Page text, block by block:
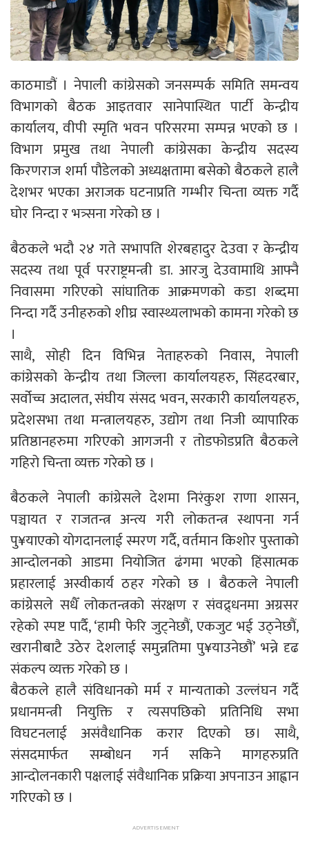
काठमाडौं । नेपाली कांग्रेसको जनसम्पर्क समिति समन्वय
विभागको बैठक आइतवार सानेपास्थित पार्टी केन्द्रीय
कार्यालय, वीपी स्मृति भवन परिसरमा सम्पन्न भएको छ ।
विभाग प्रमुख तथा नेपाली कांग्रेसका केन्द्रीय सदस्य
किरणराज शर्मा पौडेलको अध्यक्षतामा बसेको बैठकले हालै
देशभर भएका अराजक घटनाप्रति गम्भीर चिन्ता व्यक्त गर्दै
घोर निन्दा र भत्र्सना गरेको छ ।
बैठकले भदौ २४ गते सभापति शेरबहादुर देउवा र केन्द्रीय
सदस्य तथा पूर्व परराष्ट्रमन्त्री डा. आरजु देउवामाथि आफ्नै
निवासमा गरिएको सांघातिक आक्रमणको कडा शब्दमा
निन्दा गर्दै उनीहरुको शीघ्र स्वास्थ्यलाभको कामना गरेको छ
।
साथै, सोही दिन विभिन्न नेताहरुको निवास, नेपाली
कांग्रेसको केन्द्रीय तथा जिल्ला कार्यालयहरु, सिंहदरबार,
सर्वोच्च अदालत, संघीय संसद भवन, सरकारी कार्यालयहरु,
प्रदेशसभा तथा मन्त्रालयहरु, उद्योग तथा निजी व्यापारिक
प्रतिष्ठानहरुमा गरिएको आगजनी र तोडफोडप्रति बैठकले
गहिरो चिन्ता व्यक्त गरेको छ ।
बैठकले नेपाली कांग्रेसले देशमा निरंकुश राणा शासन,
पञ्चायत र राजतन्त्र अन्त्य गरी लोकतन्त्र स्थापना गर्न
पु¥याएको योगदानलाई स्मरण गर्दै, वर्तमान किशोर पुस्ताको
आन्दोलनको आडमा नियोजित ढंगमा भएको हिंसात्मक
प्रहारलाई अस्वीकार्य ठहर गरेको छ । बैठकले नेपाली
कांग्रेसले सधैँ लोकतन्त्रको संरक्षण र संवद्र्धनमा अग्रसर
रहेको स्पष्ट पार्दै, ‘हामी फेरि जुट्नेछौं, एकजुट भई उठ्नेछौं,
खरानीबाटै उठेर देशलाई समुन्नतिमा पु¥याउनेछौं’ भन्ने दृढ
संकल्प व्यक्त गरेको छ ।
बैठकले हालै संविधानको मर्म र मान्यताको उल्लंघन गर्दै
प्रधानमन्त्री नियुक्ति र त्यसपछिको प्रतिनिधि सभा
विघटनलाई असंवैधानिक करार दिएको छ। साथै,
संसदमार्फत सम्बोधन गर्न सकिने मागहरुप्रति
आन्दोलनकारी पक्षलाई संवैधानिक प्रक्रिया अपनाउन आह्वान
गरिएको छ ।